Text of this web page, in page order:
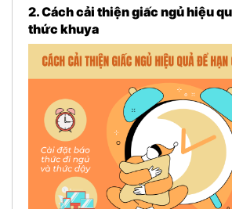
2. Cách cải thiện giấc ngủ hiệu
thức khuya